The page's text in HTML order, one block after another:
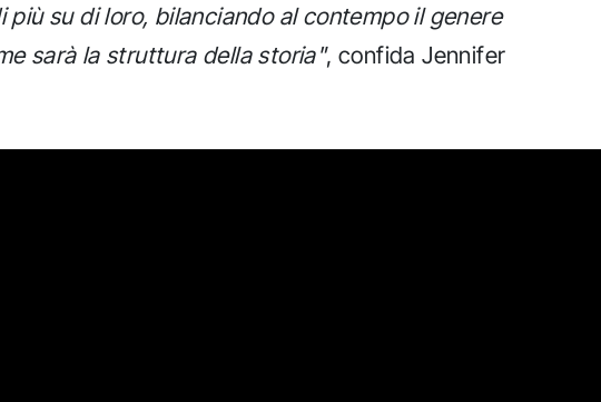
più su di loro, bilanciando al contempo il genere
sarà la struttura della storia", confida Jennifer